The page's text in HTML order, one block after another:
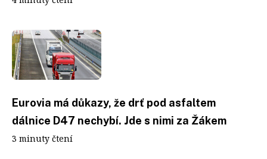
Eurovia má důkazy, že drť pod asfaltem
dálnice D47 nechybí. Jde s nimi za Žákem
3 minuty čtení